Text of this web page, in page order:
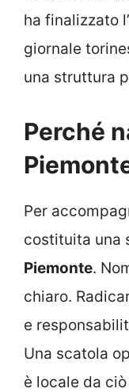
ha finalizzato l’
giornale
una struttura
Perché
Per
costituita una
Piemonte.
chiaro.
e
Una scatola
è locale da